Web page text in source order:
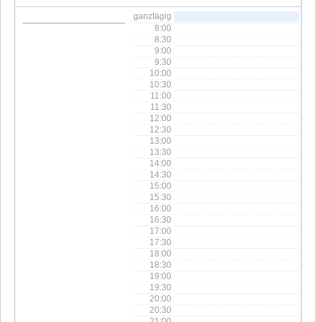
ganztägig
8:00
8:30
9:00
9:30
10:00
10:30
11:00
11:30
12:00
12:30
13:00
13:30
14:00
14:30
15:00
15:30
16:00
16:30
17:00
17:30
18:00
18:30
19:00
19:30
20:00
20:30